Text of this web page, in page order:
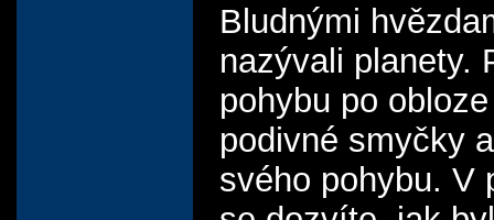
Bludnými
nazývali planety.
pohybu po
podivné smyčky
svého pohybu. V